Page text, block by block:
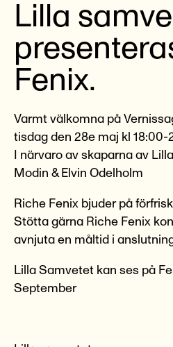
Lilla
Fenix.
Varmt välkomna på
tisdag den 28e maj kl 18:00-
I närvaro av skaparna av
Modin & Elvin Odelholm
Riche Fenix bjuder på
Stötta gärna Riche Fenix
avnjuta en måltid i
Lilla Samvetet kan ses på
September